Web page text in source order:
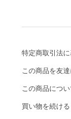
特定商取引法に
この商品を友
この商品につ
買い物を続ける